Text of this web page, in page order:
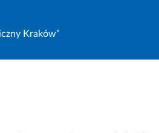
Kraków”